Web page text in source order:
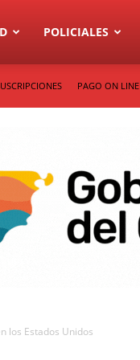
POLICIALES
PAGO ON LINE
los Estados Unidos